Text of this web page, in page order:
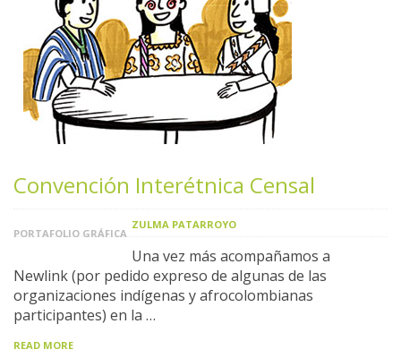
Convención Interétnica Censal
PORTAFOLIO GRÁFICA
ZULMA PATARROYO
Una vez más acompañamos a
Newlink (por pedido expreso de algunas de las
organizaciones indígenas y afrocolombianas
participantes) en la …
READ MORE